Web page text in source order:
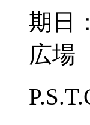
期日
広場